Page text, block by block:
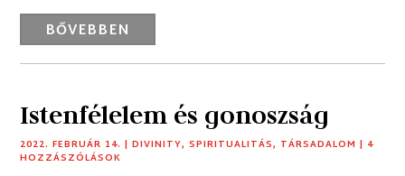
BŐVEBBEN
Istenfélelem és gonoszság
2022. FEBRUÁR 14. |DIVINITY,SPIRITUALITÁS, TÁRSADALOM | 4
HOZZÁSZÓLÁSOK